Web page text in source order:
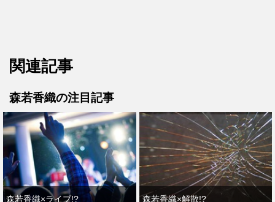
関連記事
森若香織の注目記事
森若香織×ライブ!? 森若香織×解散!?